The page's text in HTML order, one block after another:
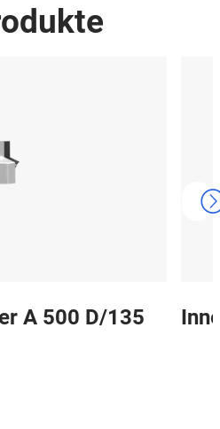
A 500 D/135